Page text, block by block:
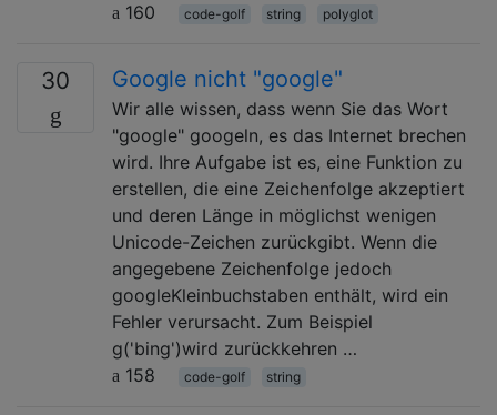
160
code-golf string polyglot
30 Google nicht "google"
Wir alle wissen, dass wenn Sie das Wort
"google" googeln, es das Internet brechen
wird. Ihre Aufgabe ist es, eine Funktion zu
erstellen, die eine Zeichenfolge akzeptiert
und deren Länge in möglichst wenigen
Unicode-Zeichen zurückgibt. Wenn die
angegebene Zeichenfolge jedoch
googleKleinbuchstaben enthält, wird ein
Fehler verursacht. Zum Beispiel
g('bing')wird zurückkehren …
158
code-golf string